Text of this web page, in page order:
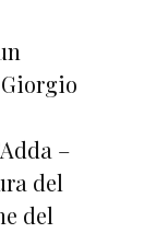
–
del
del